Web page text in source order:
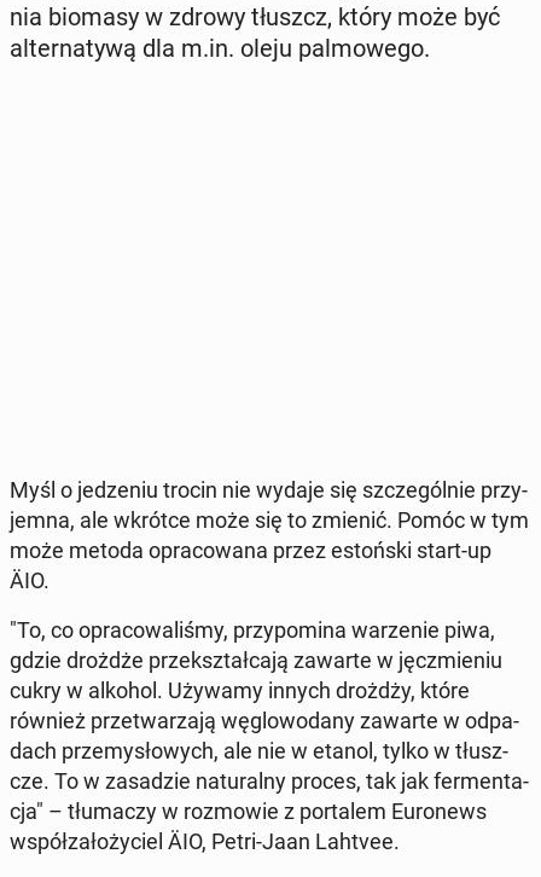
nia biomasy w zdrowy tłuszcz, który może być
al­ter­na­ty­wą dla m.in. oleju pal­mo­we­go.
Myśl o je­dze­niu trocin nie wydaje się szcze­gól­nie przy­
jem­na, ale wkrótce może się to zmienić. Pomóc w tym
może metoda opra­co­wa­na przez es­toń­ski start-up
ÄIO.
"To, co opra­co­wa­li­śmy, przy­po­mi­na wa­rze­nie piwa,
gdzie drożdże prze­kształ­ca­ją zawarte w jęcz­mie­niu
cukry w alkohol. Używamy innych drożdży, które
również prze­twa­rza­ją wę­glo­wo­da­ny zawarte w od­pa­
dach prze­my­sło­wych, ale nie w etanol, tylko w tłusz­
cze. To w za­sa­dzie na­tu­ral­ny proces, tak jak fer­men­ta­
cja" – tłu­ma­czy w roz­mo­wie z por­ta­lem Eu­ro­news
współ­za­ło­ży­ciel ÄIO, Petri-Jaan Lahtvee.